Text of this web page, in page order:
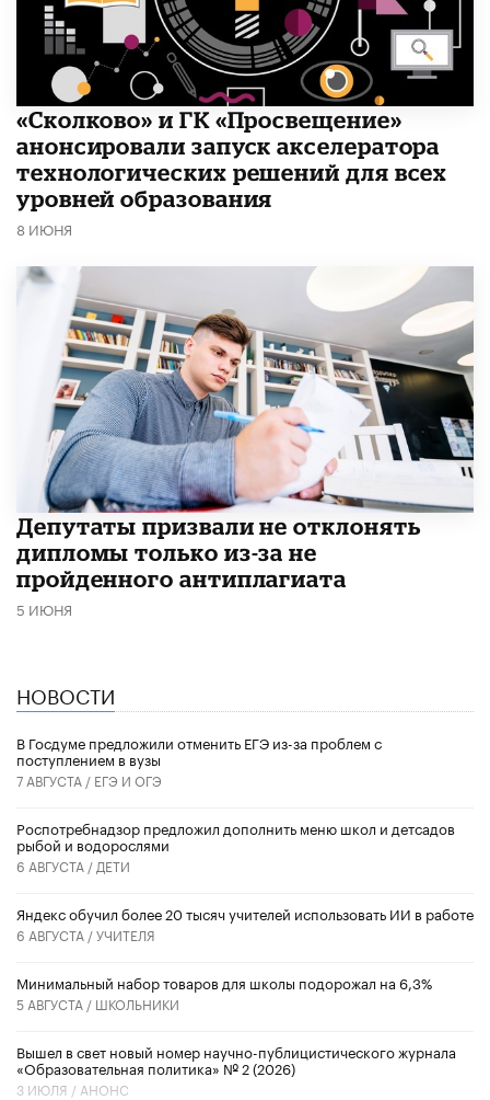
«Сколково» и ГК «Просвещение»
анонсировали запуск акселератора
технологических решений для всех
уровней образования
8 ИЮНЯ
Депутаты призвали не отклонять
дипломы только из-за не
пройденного антиплагиата
5 ИЮНЯ
НОВОСТИ
В Госдуме предложили отменить ЕГЭ из-за проблем с
поступлением в вузы
7 АВГУСТА / ЕГЭ И ОГЭ
Роспотребнадзор предложил дополнить меню школ и детсадов
рыбой и водорослями
6 АВГУСТА / ДЕТИ
​Яндекс обучил более 20 тысяч учителей использовать ИИ в работе
6 АВГУСТА /УЧИТЕЛЯ
Минимальный набор товаров для школы подорожал на 6,3%
5 АВГУСТА / ШКОЛЬНИКИ
Вышел в свет новый номер научно-публицистического журнала
«Образовательная политика» № 2 (2026)
3 ИЮЛЯ / АНОНС